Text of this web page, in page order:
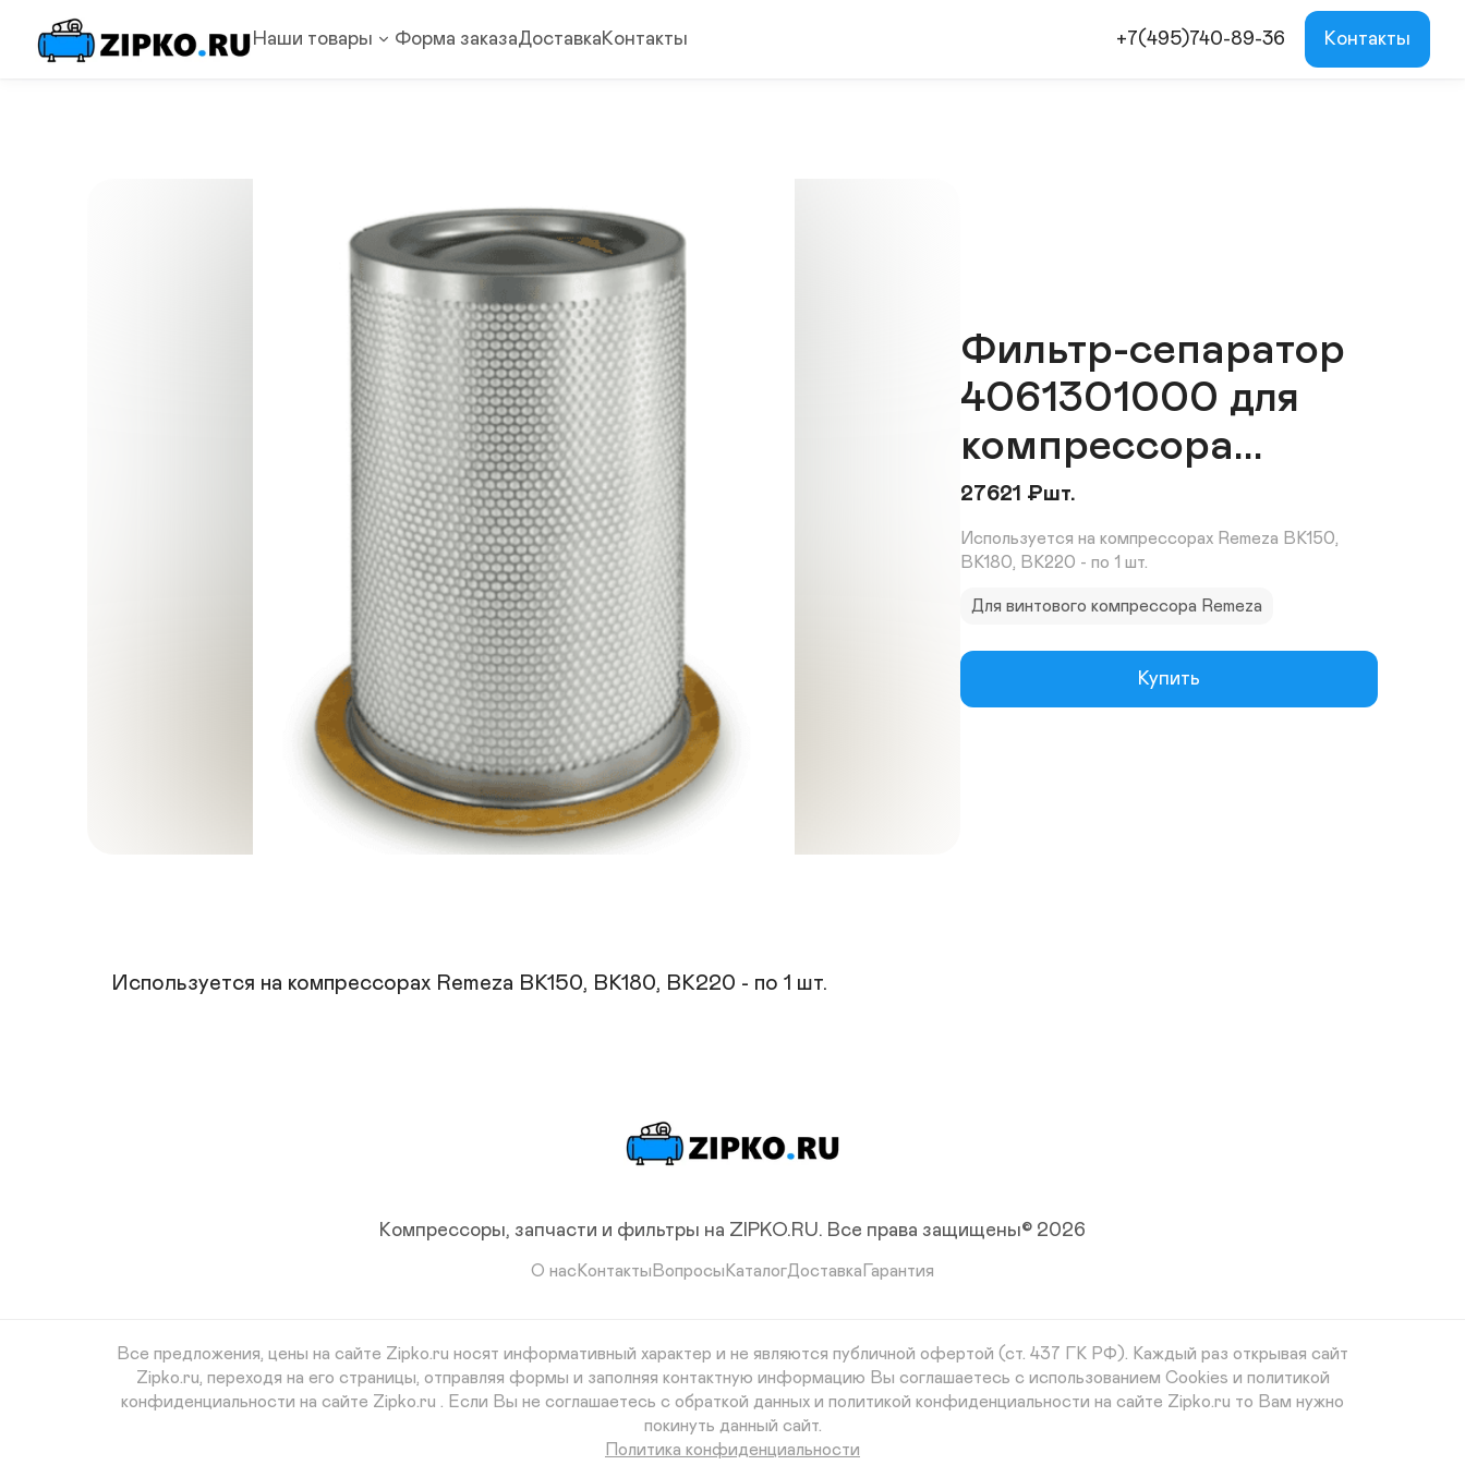
Наши товары Форма заказаДоставкаКонтакты +7(495)740-89-36 Контакты
Фильтр-cепаратор
4061301000 для
компрессора...
27621 ₽шт.
Используется на компрессорах Remeza ВК150,
ВК180, ВК220 - по 1 шт.
Для винтового компрессора Remeza
Купить
Используется на компрессорах Remeza ВК150, ВК180, ВК220 - по 1 шт.
Компрессоры, запчасти и фильтры на ZIPKO.RU. Все права защищены© 2026
О насКонтакты Вопросы КаталогДоставка Гарантия
Все предложения, цены на сайте Zipko.ru носят информативный характер и не являются публичной офертой (ст. 437 ГК РФ). Каждый раз открывая сайт
Zipko.ru, переходя на его страницы, отправляя формы и заполняя контактную информацию Вы соглашаетесь с использованием Cookies и политикой
конфиденциальности на сайте Zipko.ru . Если Вы не соглашаетесь с обраткой данных и политикой конфиденциальности на сайте Zipko.ru то Вам нужно
покинуть данный сайт.
Политика конфиденциальности